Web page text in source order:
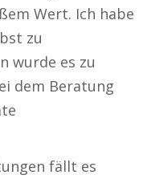
Wert. Ich habe
zu
wurde es zu
dem Beratung
fällt es